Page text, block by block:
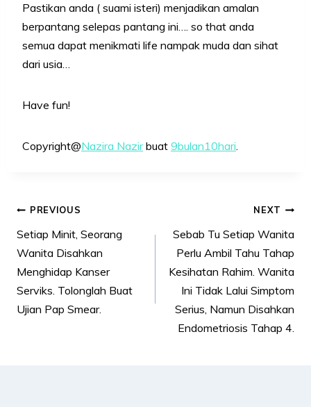
Pastikan anda ( suami isteri) menjadikan amalan
berpantang selepas pantang ini…. so that anda
semua dapat menikmati life nampak muda dan sihat
dari usia…
Have fun!
Copyright@Nazira Nazirbuat 9bulan10hari.
Post
navigation
PREVIOUS
Setiap Minit, Seorang
Wanita Disahkan
Menghidap Kanser
Serviks. Tolonglah Buat
Ujian Pap Smear.
NEXT
Sebab Tu Setiap Wanita
Perlu Ambil Tahu Tahap
Kesihatan Rahim. Wanita
Ini Tidak Lalui Simptom
Serius, Namun Disahkan
Endometriosis Tahap 4.